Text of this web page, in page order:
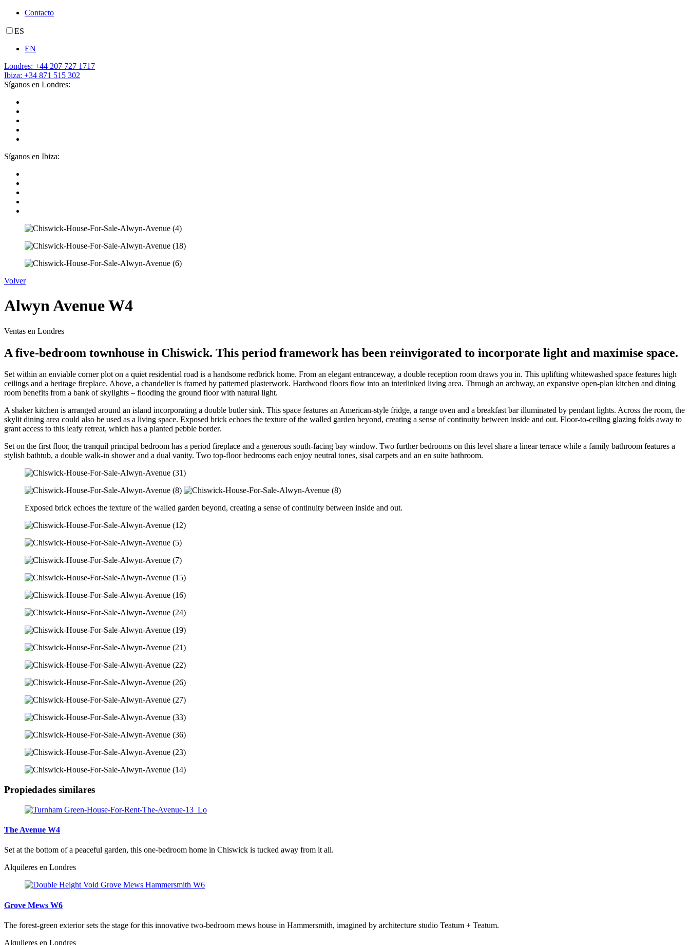
Contacto
ES
EN
Londres: +44 207 727 1717
Ibiza: +34 871 515 302
Síganos en Londres:
Síganos en Ibiza:
Volver
Alwyn Avenue W4
Ventas en Londres
A five-bedroom townhouse in Chiswick. This period framework has been reinvigorated to incorporate light and maximise space.
Set within an enviable corner plot on a quiet residential road is a handsome redbrick home. From an elegant entranceway, a double reception room draws you in. This uplifting whitewashed space features high
ceilings and a heritage fireplace. Above, a chandelier is framed by patterned plasterwork. Hardwood floors flow into an interlinked living area. Through an archway, an expansive open-plan kitchen and dining
room benefits from a bank of skylights – flooding the ground floor with natural light.
A shaker kitchen is arranged around an island incorporating a double butler sink. This space features an American-style fridge, a range oven and a breakfast bar illuminated by pendant lights. Across the room, the
skylit dining area could also be used as a living space. Exposed brick echoes the texture of the walled garden beyond, creating a sense of continuity between inside and out. Floor-to-ceiling glazing folds away to
grant access to this leafy retreat, which has a planted pebble border.
Set on the first floor, the tranquil principal bedroom has a period fireplace and a generous south-facing bay window. Two further bedrooms on this level share a linear terrace while a family bathroom features a
stylish bathtub, a double walk-in shower and a dual vanity. Two top-floor bedrooms each enjoy neutral tones, sisal carpets and an en suite bathroom.
Exposed brick echoes the texture of the walled garden beyond, creating a sense of continuity between inside and out.
Propiedades similares
The Avenue W4
Set at the bottom of a peaceful garden, this one-bedroom home in Chiswick is tucked away from it all.
Alquileres en Londres
Grove Mews W6
The forest-green exterior sets the stage for this innovative two-bedroom mews house in Hammersmith, imagined by architecture studio Teatum + Teatum.
Alquileres en Londres